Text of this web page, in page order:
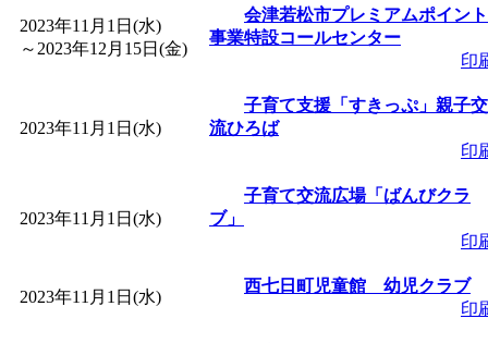
2026/07/10～2026/08/
子育て交流広場「
間：2026/07/13～2026/
「子育て交流広場「
間：2026/08/10～
「赤ちゃん子育て講
2023年11月1日(水)
～ 2023年12月15日(金)
会津若松市プレミアムポイント
事業特設コールセンター
印
2023年11月1日(水)
子育て支援「すきっぷ」親子交
流ひろば
印
2023年11月1日(水)
子育て交流広場「ばんびクラ
ブ」
印
2023年11月1日(水)
西七日町児童館 幼児クラブ
印